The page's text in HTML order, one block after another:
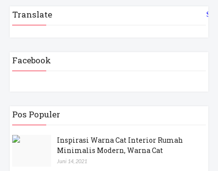
Translate
Facebook
Pos Populer
Inspirasi Warna Cat Interior Rumah
Minimalis Modern, Warna Cat
Juni 14, 2021